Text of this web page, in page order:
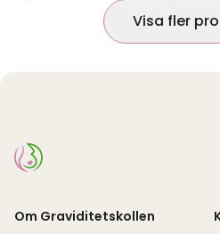
Visa fler
Om Graviditetskollen